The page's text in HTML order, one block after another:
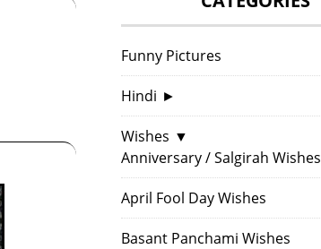
Funny Pictures
Hindi ►
Wishes ▼
Anniversary / Salgirah Wishes
April Fool Day Wishes
Basant Panchami Wishes